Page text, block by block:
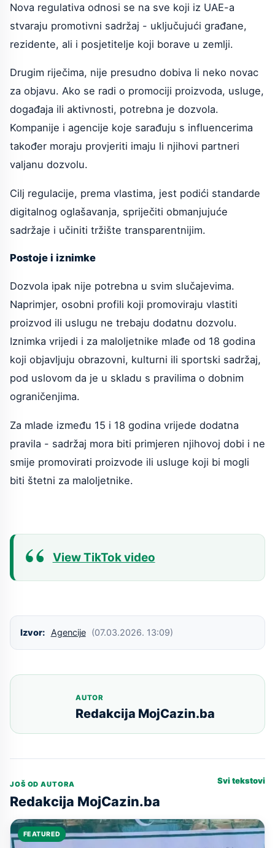
Nova regulativa odnosi se na sve koji iz UAE-a
stvaraju promotivni sadržaj - uključujući građane,
rezidente, ali i posjetitelje koji borave u zemlji.
Drugim riječima, nije presudno dobiva li neko novac
za objavu. Ako se radi o promociji proizvoda, usluge,
događaja ili aktivnosti, potrebna je dozvola.
Kompanije i agencije koje sarađuju s influencerima
također moraju provjeriti imaju li njihovi partneri
valjanu dozvolu.
Cilj regulacije, prema vlastima, jest podići standarde
digitalnog oglašavanja, spriječiti obmanjujuće
sadržaje i učiniti tržište transparentnijim.
Postoje i iznimke
Dozvola ipak nije potrebna u svim slučajevima.
Naprimjer, osobni profili koji promoviraju vlastiti
proizvod ili uslugu ne trebaju dodatnu dozvolu.
Iznimka vrijedi i za maloljetnike mlađe od 18 godina
koji objavljuju obrazovni, kulturni ili sportski sadržaj,
pod uslovom da je u skladu s pravilima o dobnim
ograničenjima.
Za mlade između 15 i 18 godina vrijede dodatna
pravila - sadržaj mora biti primjeren njihovoj dobi i ne
smije promovirati proizvode ili usluge koji bi mogli
biti štetni za maloljetnike.
View TikTok video
Izvor: Agencije (07.03.2026. 13:09)
AUTOR
Redakcija MojCazin.ba
JOŠ OD AUTORA
Redakcija MojCazin.ba
Svi tekstovi
FEATURED